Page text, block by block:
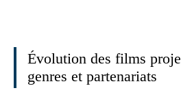
Évolution des films
genres et partenariats